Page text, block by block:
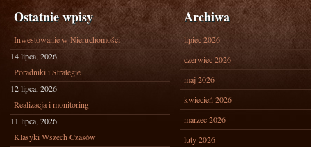
Ostatnie wpisy
Inwestowanie w Nieruchomości
14 lipca, 2026
Poradniki i Strategie
12 lipca, 2026
Realizacja i monitoring
11 lipca, 2026
Klasyki Wszech Czasów
Archiwa
lipiec 2026
czerwiec 2026
maj 2026
kwiecień 2026
marzec 2026
luty 2026